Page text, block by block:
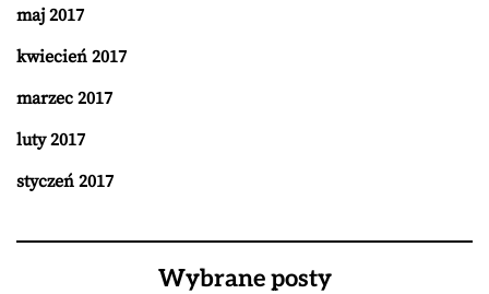
maj 2017
kwiecień 2017
marzec 2017
luty 2017
styczeń 2017
Wybrane posty